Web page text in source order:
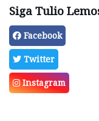
Siga Tulio
Facebook
Twitter
Instagram